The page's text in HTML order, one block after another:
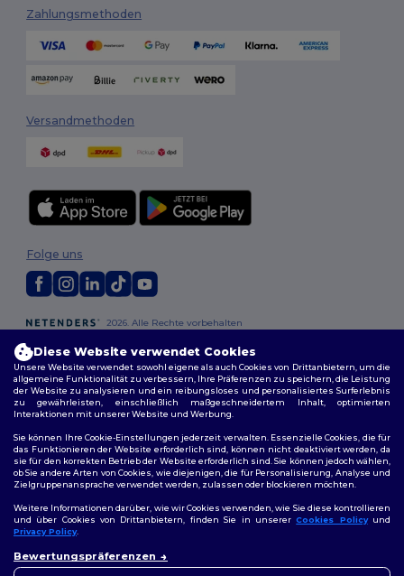
Zahlungsmethoden
Versandmethoden
2026. Alle Rechte vorbehalten
Datenschutzbestimmungen|Cookie-Richtlinie|
Folge uns
Berlin| Hamburg|München | Köln| Frankfurt | Essen | Dortmund|
Stuttgart|Düsseldorf| Bremen
Diese Website verwendet Cookies
Unsere Website verwendet sowohl eigene als auch Cookies von Drittanbietern, um die
allgemeine Funktionalität zu verbessern, Ihre Präferenzen zu speichern, die Leistung
der Website zu analysieren und ein reibungsloses und personalisiertes Surferlebnis
zu gewährleisten, einschließlich maßgeschneidertem Inhalt, optimierten
Interaktionen mit unserer Website und Werbung.
Sie können Ihre Cookie-Einstellungen jederzeit verwalten. Essenzielle Cookies, die für
das Funktionieren der Website erforderlich sind, können nicht deaktiviert werden, da
sie für den korrekten Betrieb der Website erforderlich sind. Sie können jedoch wählen,
ob Sie andere Arten von Cookies, wie diejenigen, die für Personalisierung, Analyse und
Zielgruppenansprache verwendet werden, zulassen oder blockieren möchten.
Weitere Informationen darüber, wie wir Cookies verwenden, wie Sie diese kontrollieren
und über Cookies von Drittanbietern, finden Sie in unsererCookies Policyund
Privacy Policy.
Bewertungspräferenzen